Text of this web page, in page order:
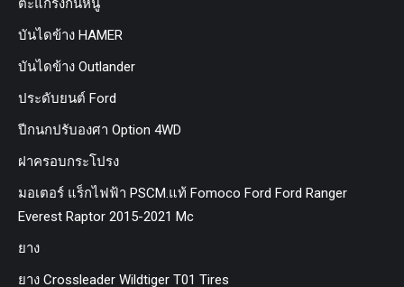
ตะแกรงกันหนู
บันไดข้าง HAMER
บันไดข้าง Outlander
ประดับยนต์ Ford
ปีกนกปรับองศา Option 4WD
ฝาครอบกระโปรง
มอเตอร์ แร็กไฟฟ้า PSCM.แท้ Fomoco Ford Ford Ranger
Everest Raptor 2015-2021 Mc
ยาง
ยาง Crossleader Wildtiger T01 Tires